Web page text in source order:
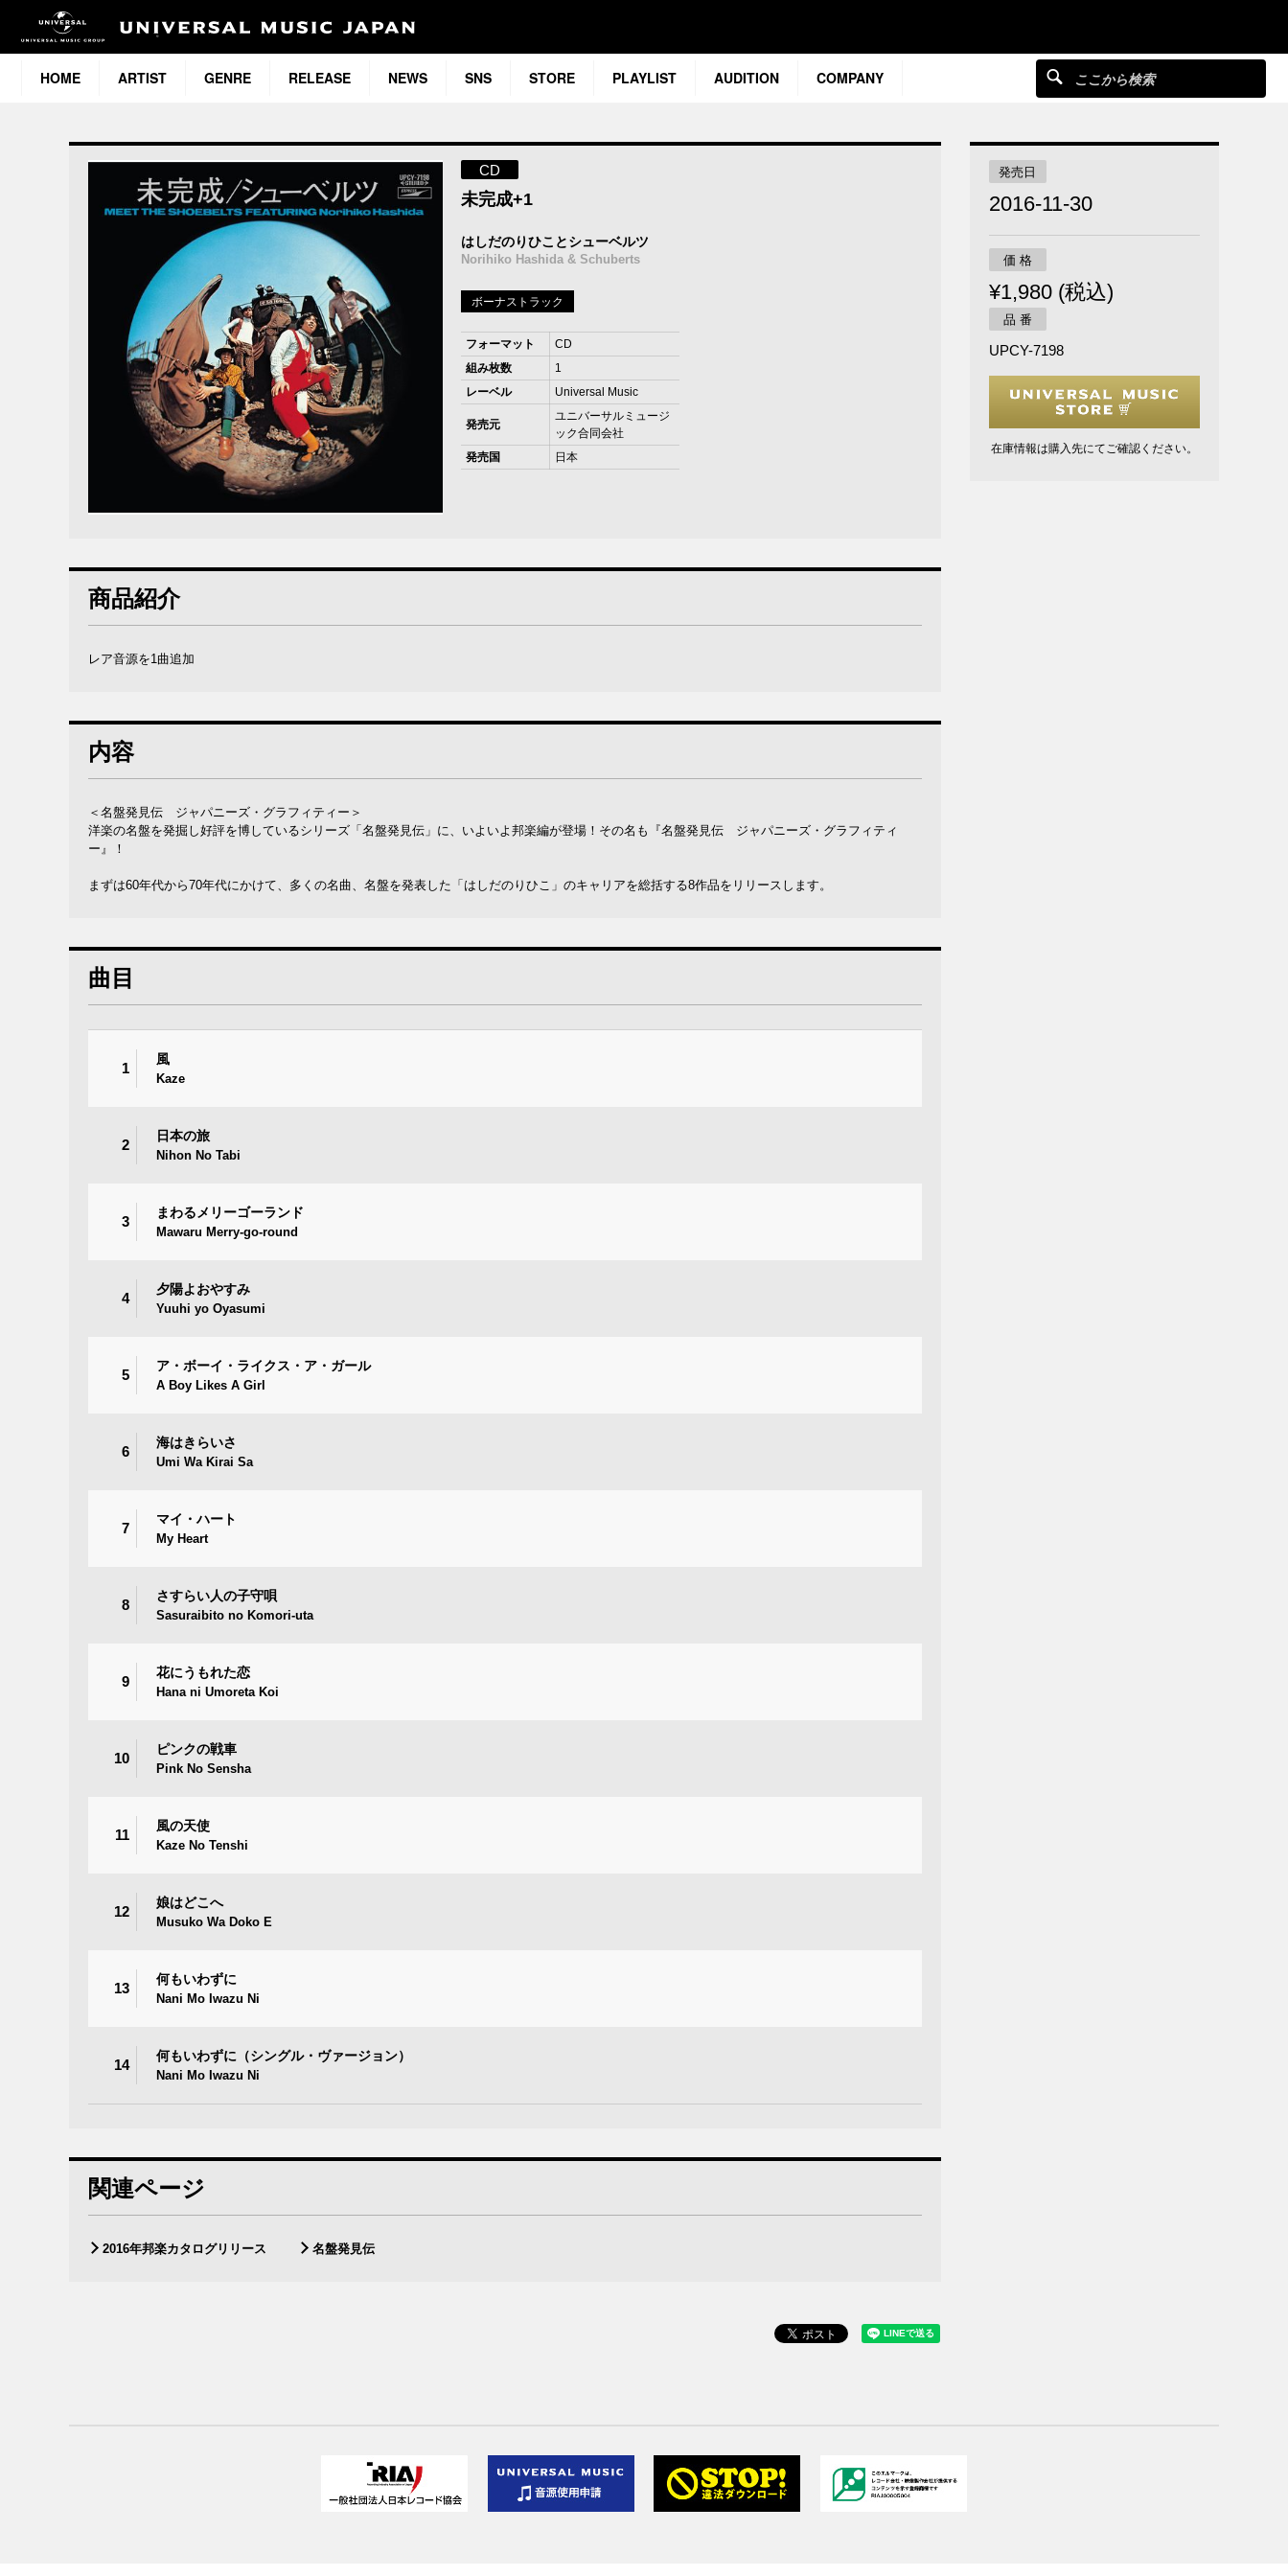
HOME ARTIST GENRE RELEASE NEWS SNS STORE PLAYLIST AUDITION COMPANY
CD
未完成+1
はしだのりひことシューベルツ
Norihiko Hashida & Schuberts
ボーナストラック
フォーマット
CD
組み枚数
1
レーベル
Universal Music
発売元
ユニバーサルミュージ
ック合同会社
発売国
日本
商品紹介
レア音源を1曲追加
内容
＜名盤発見伝 ジャパニーズ・グラフィティー＞
洋楽の名盤を発掘し好評を博しているシリーズ「名盤発見伝」に、いよいよ邦楽編が登場！その名も『名盤発見伝 ジャパニーズ・グラフィティ
ー』！
まずは60年代から70年代にかけて、多くの名曲、名盤を発表した「はしだのりひこ」のキャリアを総括する8作品をリリースします。
曲目
1
風
Kaze
2
日本の旅
Nihon No Tabi
3
まわるメリーゴーランド
Mawaru Merry-go-round
4
夕陽よおやすみ
Yuuhi yo Oyasumi
5
ア・ボーイ・ライクス・ア・ガール
A Boy Likes A Girl
6
海はきらいさ
Umi Wa Kirai Sa
7
マイ・ハート
My Heart
8
さすらい人の子守唄
Sasuraibito no Komori-uta
9
花にうもれた恋
Hana ni Umoreta Koi
10
ピンクの戦車
Pink No Sensha
11
風の天使
Kaze No Tenshi
12
娘はどこへ
Musuko Wa Doko E
13
何もいわずに
Nani Mo Iwazu Ni
14
何もいわずに（シングル・ヴァージョン）
Nani Mo Iwazu Ni
関連ページ
2016年邦楽カタログリリース 名盤発見伝
発売日
2016-11-30
価 格
¥1,980 (税込)
品 番
UPCY-7198
在庫情報は購入先にてご確認ください。